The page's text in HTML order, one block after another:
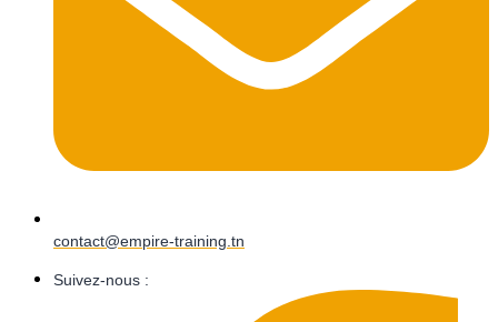
contact@empire-training.tn
Suivez-nous :